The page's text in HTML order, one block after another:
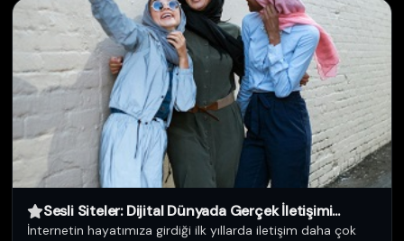
Sesli Siteler: Dijital Dünyada Gerçek İletişimi...
İnternetin hayatımıza girdiği ilk yıllarda iletişim daha çok